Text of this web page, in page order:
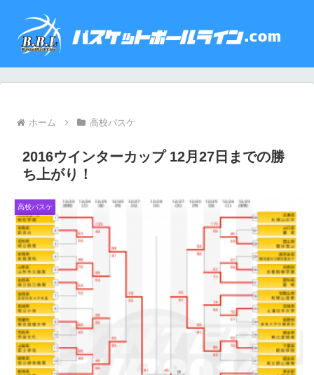
ホーム 高校バスケ
2016ウインターカップ 12月27日までの勝
ち上がり！
高校バスケ